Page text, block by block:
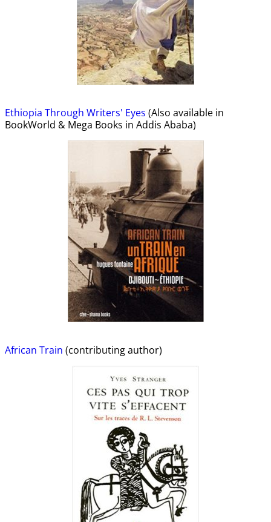
Ethiopia Through Writers' Eyes (Also available in
BookWorld & Mega Books in Addis Ababa)
African Train (contributing author)